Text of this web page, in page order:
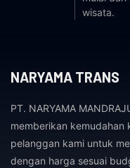
wisata.
NARYAMA TRANS
PT. NARYAMA
memberikan kemudahan
pelanggan kami untuk
dengan harga sesuai